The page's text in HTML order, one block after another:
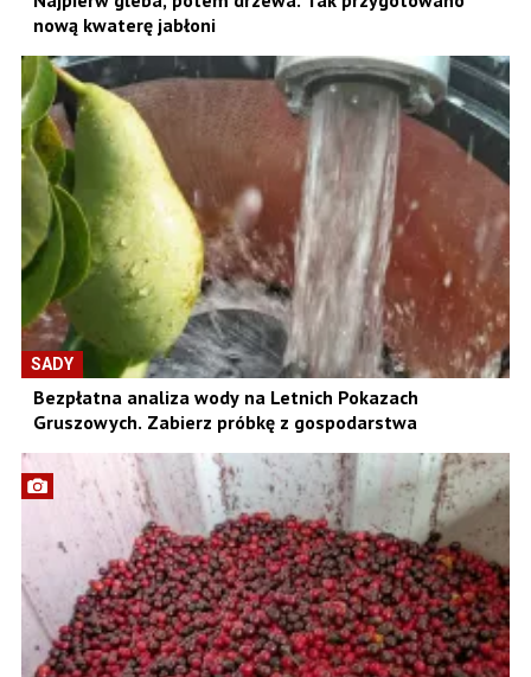
nową kwaterę jabłoni
SADY
Bezpłatna analiza wody na Letnich Pokazach
Gruszowych. Zabierz próbkę z gospodarstwa